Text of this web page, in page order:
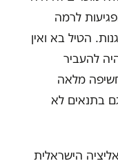
לרמה
הטיל בא ואין
להעביר
מלאה
בתנאים לא
הישראלית